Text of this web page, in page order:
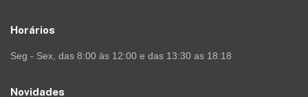
Horários
Seg - Sex, das 8:00 às 12:00 e das 13:30 as 18:18
Novidades